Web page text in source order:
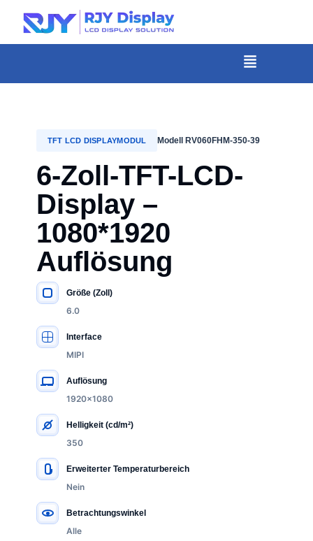
Wähle
Menü
TFT LCD DISPLAYMODUL Modell RV060FHM-350-39
6-Zoll-TFT-LCD-
Display –
1080*1920
Auflösung
WICHTIGE SPEZIFIKATIONEN
Größe (Zoll)
6.0
Interface
MIPI
Auflösung
1920×1080
Helligkeit (cd/m²)
350
Erweiterter Temperaturbereich
Nein
Betrachtungswinkel
Alle